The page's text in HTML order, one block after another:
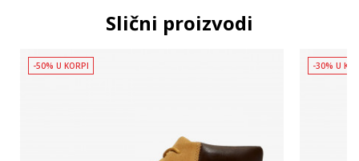
Slični proizvodi
-50% U KORPI -30% U